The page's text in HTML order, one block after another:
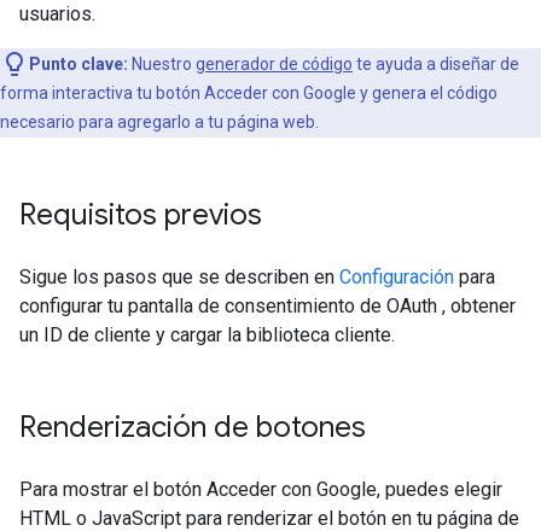
usuarios.
Punto clave: Nuestro generador de código te ayuda a diseñar de
forma interactiva tu botón Acceder con Google y genera el código
necesario para agregarlo a tu página web.
Requisitos previos
Sigue los pasos que se describen en Configuración para
configurar tu pantalla de consentimiento de OAuth , obtener
un ID de cliente y cargar la biblioteca cliente.
Renderización de botones
Para mostrar el botón Acceder con Google, puedes elegir
HTML o JavaScript para renderizar el botón en tu página de